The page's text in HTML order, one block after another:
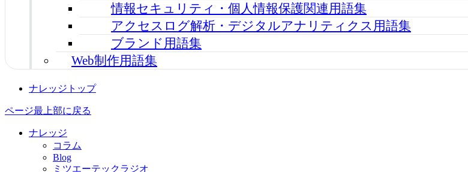
情報セキュリティ・個人情報保護関連用語集
アクセスログ解析・デジタルアナリティクス用語集
ブランド用語集
Web制作用語集
ナレッジトップ
ページ最上部に戻る
ナレッジ
コラム
Blog
ミツエーテックラジオ